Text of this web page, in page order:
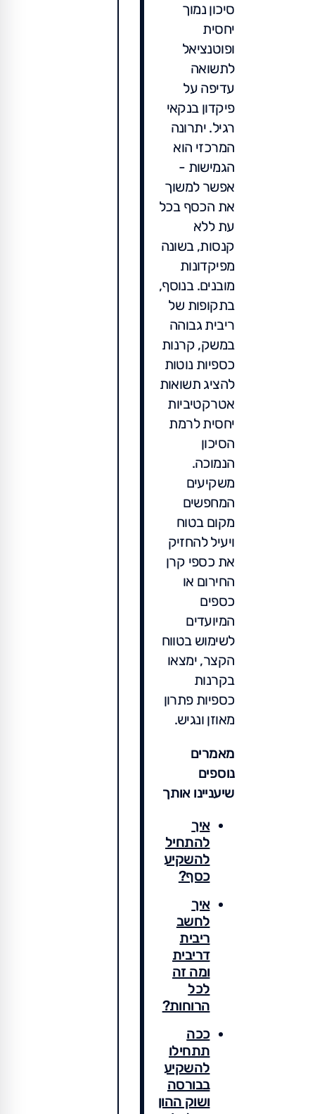
סיכון נמוך
יחסית
ופוטנציאל
לתשואה
עדיפה על
פיקדון בנקאי
רגיל. יתרונה
המרכזי הוא
הגמישות -
אפשר למשוך
את הכסף בכל
עת ללא
קנסות, בשונה
מפיקדונות
מובנים. בנוסף,
בתקופות של
ריבית גבוהה
במשק, קרנות
כספיות נוטות
להציג תשואות
אטרקטיביות
יחסית לרמת
הסיכון
הנמוכה.
משקיעים
המחפשים
מקום בטוח
ויעיל להחזיק
את כספי קרן
החירום או
כספים
המיועדים
לשימוש בטווח
הקצר, ימצאו
בקרנות
כספיות פתרון
מאוזן ונגיש.
מאמרים
נוספים
שיעניינו אותך
איך
להתחיל
להשקיע
כסף?
איך
לחשב
ריבית
דריבית
ומה זה
לכל
הרוחות?
ככה
תתחילו
להשקיע
בבורסה
ושוק ההון